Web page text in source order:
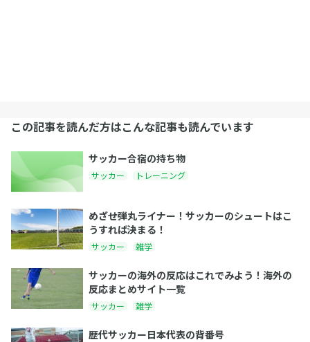
この記事を読んだ方はこんな記事も読んでいます
サッカー合宿の持ち物
サッカー トレーニング
めざせ弾丸ライナー！サッカーのシュートはこ
うすれば決まる！
サッカー 雑学
サッカーの海外の反応はこれでみよう！海外の
反応まとめサイト一覧
サッカー 雑学
歴代サッカー日本代表の背番号